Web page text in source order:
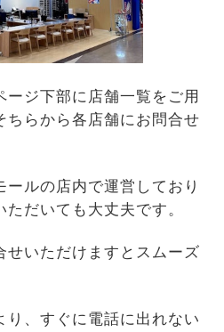
ージ下部に店舗一覧をご用
ちらから各店舗にお問合せ
ールの店内で運営しており
だいても大丈夫です。
せいただけますとスムーズ
、すぐに電話に出れない